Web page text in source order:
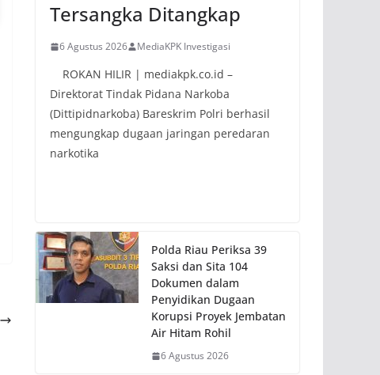
Tersangka Ditangkap
6 Agustus 2026 MediaKPK Investigasi
ROKAN HILIR | mediakpk.co.id –
Direktorat Tindak Pidana Narkoba
(Dittipidnarkoba) Bareskrim Polri berhasil
mengungkap dugaan jaringan peredaran
narkotika
Polda Riau Periksa 39
Saksi dan Sita 104
Dokumen dalam
Penyidikan Dugaan
Korupsi Proyek Jembatan
Air Hitam Rohil
6 Agustus 2026